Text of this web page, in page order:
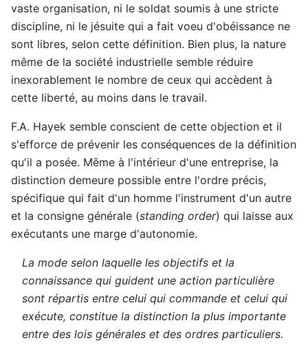
vaste organisation, ni le soldat soumis à une stricte
discipline, ni le jésuite qui a fait voeu d'obéissance ne
sont libres, selon cette définition. Bien plus, la nature
même de la société industrielle semble réduire
inexorablement le nombre de ceux qui accèdent à
cette liberté, au moins dans le travail.
F.A. Hayek semble conscient de cette objection et il
s'efforce de prévenir les conséquences de la définition
qu'il a posée. Même à l'intérieur d'une entreprise, la
distinction demeure possible entre l'ordre précis,
spécifique qui fait d'un homme l'instrument d'un autre
et la consigne générale (standing order) qui laisse aux
exécutants une marge d'autonomie.
La mode selon laquelle les objectifs et la
connaissance qui guident une action particulière
sont répartis entre celui qui commande et celui qui
exécute, constitue la distinction la plus importante
entre des lois générales et des ordres particuliers.